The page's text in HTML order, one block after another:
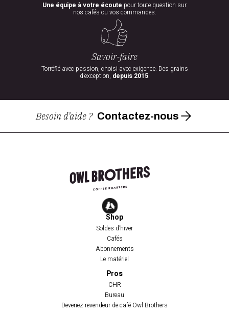
Une équipe à votre écoute pour toute question sur
nos cafés ou vos commandes.
Savoir-faire
Torréfié avec passion, choisi avec exigence. Des grains
d’exception, depuis 2015.
Besoin d’aide ? Contactez-nous
Shop
Soldes d’hiver
Cafés
Abonnements
Le matériel
Pros
CHR
Bureau
Devenez revendeur de café Owl Brothers